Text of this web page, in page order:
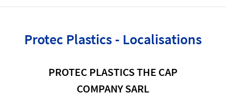
Protec Plastics - Localisations
PROTEC PLASTICS THE CAP
COMPANY SARL